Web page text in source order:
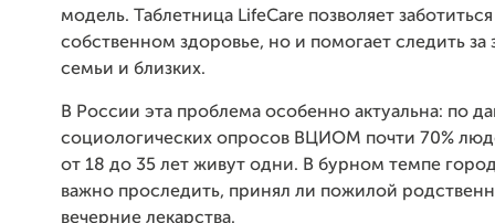
модель. Таблетница LifeCare позволяет
собственном здоровье, но и помогает следить за
семьи и близких.
В России эта проблема особенно актуальна: по
социологических опросов ВЦИОМ почти 70%
от 18 до 35 лет живут одни. В бурном темпе
важно проследить, принял ли пожилой
вечерние лекарства.